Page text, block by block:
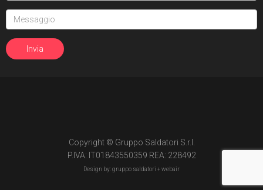
Copyright © Gruppo Saldatori S.r.l.
P.IVA: IT01843550359 REA: 228492
Design by: gruppo saldatori +webair